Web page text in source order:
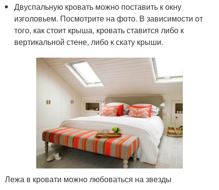
Двуспальную кровать можно поставить к окну
изголовьем. Посмотрите на фото. В зависимости от
того, как стоит крыша, кровать ставится либо к
вертикальной стене, либо к скату крыши.
Лежа в кровати можно любоваться на звезды